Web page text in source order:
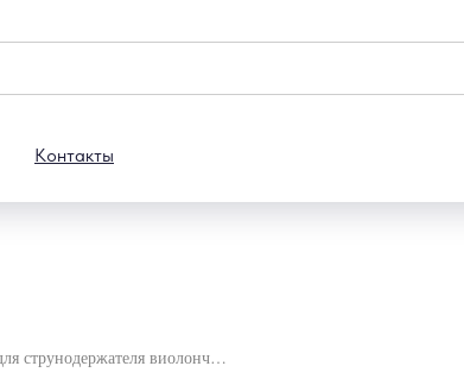
Контакты
Привязь для струнодержателя виолончели 3/4-1/2 Wittner 917926